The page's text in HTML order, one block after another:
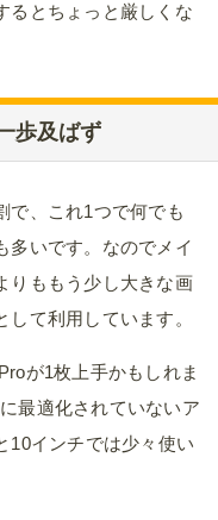
るとちょっと厳しくな
歩及ばず
で、これ1つで何でも
多いです。なのでメイ
りももう少し大きな画
て利用しています。
が1枚上手かもしれま
最適化されていないア
10インチでは少々使い